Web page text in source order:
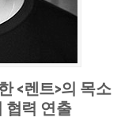
<렌트>의 목소
협력 연출